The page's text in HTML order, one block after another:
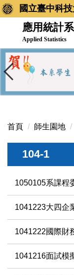
跳
到
內
容
區
國立臺中科
應用統計系
Applied Statistics
首頁 師生園地
104-1
1050105系課程
1041223大四企
1041222國際財
1041216面試模